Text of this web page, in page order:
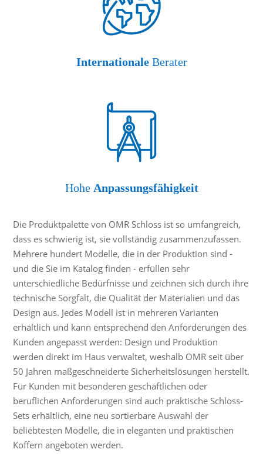
InternationaleBerater
Hohe Anpassungsfähigkeit
Die Produktpalette von OMR Schloss ist so umfangreich,
dass es schwierig ist, sie vollständig zusammenzufassen.
Mehrere hundert Modelle, die in der Produktion sind -
und die Sie im Katalog finden - erfüllen sehr
unterschiedliche Bedürfnisse und zeichnen sich durch ihre
technische Sorgfalt, die Qualität der Materialien und das
Design aus. Jedes Modell ist in mehreren Varianten
erhältlich und kann entsprechend den Anforderungen des
Kunden angepasst werden: Design und Produktion
werden direkt im Haus verwaltet, weshalb OMR seit über
50 Jahren maßgeschneiderte Sicherheitslösungen herstellt.
Für Kunden mit besonderen geschäftlichen oder
beruflichen Anforderungen sind auch praktische Schloss-
Sets erhältlich, eine neu sortierbare Auswahl der
beliebtesten Modelle, die in eleganten und praktischen
Koffern angeboten werden.